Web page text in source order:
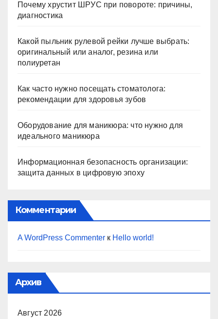
Почему хрустит ШРУС при повороте: причины,
диагностика
Какой пыльник рулевой рейки лучше выбрать:
оригинальный или аналог, резина или
полиуретан
Как часто нужно посещать стоматолога:
рекомендации для здоровья зубов
Оборудование для маникюра: что нужно для
идеального маникюра
Информационная безопасность организации:
защита данных в цифровую эпоху
Комментарии
A WordPress Commenter к Hello world!
Архив
Август 2026